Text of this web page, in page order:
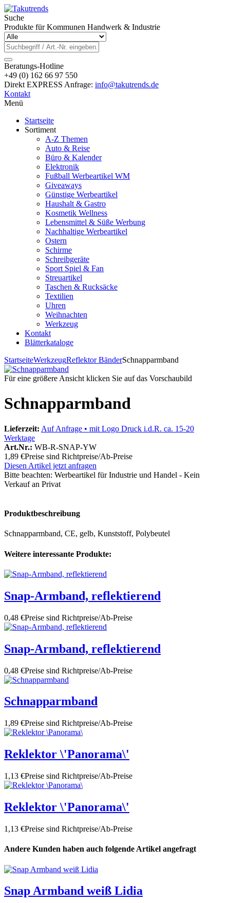
Suche
Produkte für Kommunen Handwerk & Industrie
Beratungs-Hotline
+49 (0) 162 66 97 550
Direkt EXPRESS Anfrage: info@takutrends.de
Kontakt
Menü
Startseite
Sortiment
A-Z Themen
Auto & Reise
Büro & Kalender
Elektronik
Fußball Werbeartikel WM
Giveaways
Günstige Werbeartikel
Haushalt & Gastro
Kosmetik Wellness
Lebensmittel & Süße Werbung
Nachhaltige Werbeartikel
Ostern
Schirme
Schreibgeräte
Sport Spiel & Fan
Streuartikel
Taschen & Rucksäcke
Textilien
Uhren
Weihnachten
Werkzeug
Kontakt
Blätterkataloge
StartseiteWerkzeugReflektor BänderSchnapparmband
Für eine größere Ansicht klicken Sie auf das Vorschaubild
Schnapparmband
Lieferzeit: Auf Anfrage • mit Logo Druck i.d.R. ca. 15-20
Werktage
Art.Nr.: WB-R-SNAP-YW
1,89 €Preise sind Richtpreise/Ab-Preise
Diesen Artikel jetzt anfragen
Bitte beachten: Werbeartikel für Industrie und Handel - Kein
Verkauf an Privat
Produktbeschreibung
Schnapparmband, CE, gelb, Kunststoff, Polybeutel
Weitere interessante Produkte:
Snap-Armband, reflektierend
0,48 €Preise sind Richtpreise/Ab-Preise
Snap-Armband, reflektierend
0,48 €Preise sind Richtpreise/Ab-Preise
Schnapparmband
1,89 €Preise sind Richtpreise/Ab-Preise
Reklektor \'Panorama\'
1,13 €Preise sind Richtpreise/Ab-Preise
Reklektor \'Panorama\'
1,13 €Preise sind Richtpreise/Ab-Preise
Andere Kunden haben auch folgende Artikel angefragt
Snap Armband weiß Lidia